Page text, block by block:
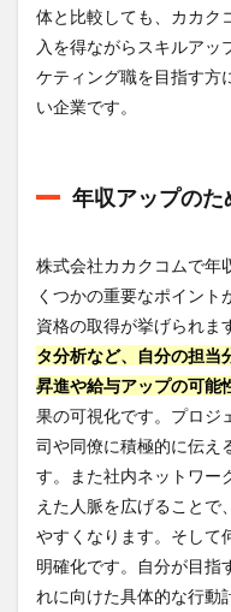
クコ
ムの
ワー
クラ
イフ
5.1
時間
務環
境
5.2
ワー
クラ
イフ
バラ
ンス
改善
の取
り組
み
6
体と比較しても、カカク
入を得ながらスキルアッ
ケティング職を目指す方
い企業です。
年収アップのた
株式会社カカクコムで年
くつかの重要なポイント
資格の取得が挙げられま
タ分析など、自分の担当
昇進や給与アップの可能
果の可視化です。プロジ
司や同僚に積極的に伝え
す。また社内ネットワー
えた人脈を広げることで
やすくなります。そして
明確化です。自分が目指
れに向けた具体的な行動